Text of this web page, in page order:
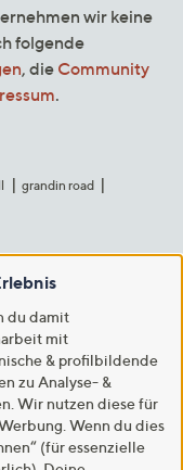
wir keine
folgende
, die Community
.
grandin road
du damit
mit
& profilbildende
zu Analyse- &
Wir nutzen diese für
Wenn du dies
(für essenzielle